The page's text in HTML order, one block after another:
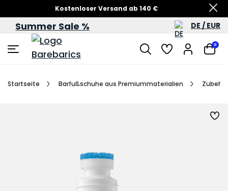
Kostenloser Versand ab 140 €
Sommersale – bis zu 60 %
Summer Sale % DE / EUR
0
Startseite Barfußschuhe aus Premiummaterialien Zubehör